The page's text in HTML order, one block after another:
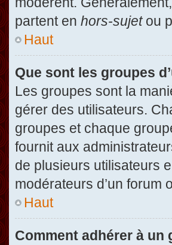
partent en hors-sujetou
Haut
Que sont les groupes
Les groupes sont la
gérer des utilisateurs.
groupes et chaque
fournit aux
de plusieurs utilisateurs
modérateurs d’un forum
Haut
Comment adhérer à un